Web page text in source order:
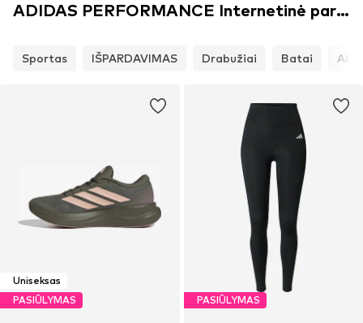
ADIDAS PERFORMANCE Internetinė parduotuvė
Sportas IŠPARDAVIMAS Drabužiai Batai
Uniseksas
PASIŪLYMAS
PASIŪLYMAS